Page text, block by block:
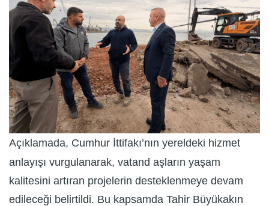
Açıklamada, Cumhur İttifakı’nın yereldeki hizmet
anlayışı vurgulanarak, vatand aşların yaşam
kalitesini artıran projelerin desteklenmeye devam
edileceği belirtildi. Bu kapsamda Tahir Büyükakın